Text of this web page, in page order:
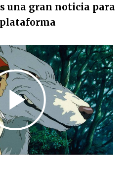
una gran noticia para